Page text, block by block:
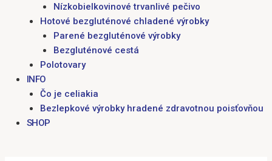
Nízkobielkovinové trvanlivé pečivo
Hotové bezgluténové chladené výrobky
Parené bezgluténové výrobky
Bezgluténové cestá
Polotovary
INFO
Čo je celiakia
Bezlepkové výrobky hradené zdravotnou poisťovňou
SHOP